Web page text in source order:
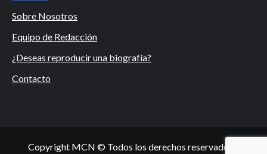
Sobre Nosotros
Equipo de Redacción
¿Deseas reproducir una biografía?
Contacto
Copyright MCN © Todos los derechos reservados.